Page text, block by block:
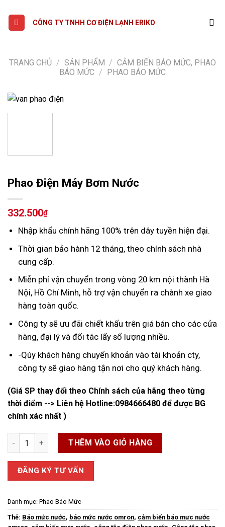
content
CÔNG TY TNHH CƠ ĐIỆN LẠNH ERIKO
TRANG CHỦ / SẢN PHẨM / CẢM BIẾN BÁO MỨC, PHAO
BÁO MỨC / PHAO BÁO MỨC
Phao Điện Máy Bơm Nước
332.500₫
Nhập khẩu chính hãng 100% trên dây tuyền hiện đại.
Thời gian bảo hành 12 tháng, theo chính sách nhà
cung cấp.
Miễn phí vận chuyển trong vòng 20 km nội thành Hà
Nội, Hồ Chí Minh, hỗ trợ vận chuyển ra chành xe giao
hàng toàn quốc.
Công ty sẽ ưu đãi chiết khấu trên giá bán cho các cửa
hàng, đại lý và đối tác lấy số lượng nhiều.
-Qúy khách hàng chuyển khoản vào tài khoản cty,
công ty sẽ giao hàng tận nơi cho quý khách hàng.
(Giá SP thay đổi theo Chính sách của hãng theo từng
thời điểm --> Liên hệ Hotline:0984666480 để được BG
chính xác nhất )
Phao Điện Máy Bơm Nước số lượng
THÊM VÀO GIỎ HÀNG
ĐĂNG KÝ TƯ VẤN
Danh mục: Phao Báo Mức
Thẻ: Báo mức nước, báo mức nước omron, cảm biến báo mực nước